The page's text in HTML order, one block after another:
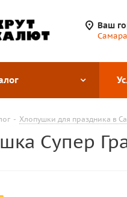
Ваш
Самара
- Хлопушки для праздника в
Супер